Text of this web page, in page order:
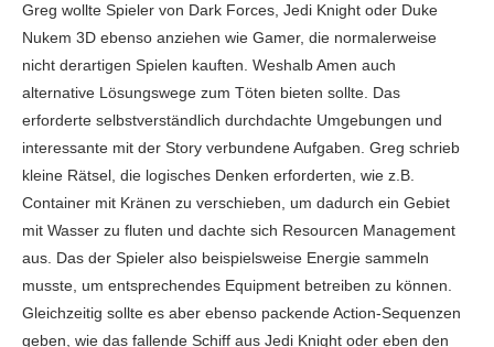
Greg wollte Spieler von Dark Forces, Jedi Knight oder Duke
Nukem 3D ebenso anziehen wie Gamer, die normalerweise
nicht derartigen Spielen kauften. Weshalb Amen auch
alternative Lösungswege zum Töten bieten sollte. Das
erforderte selbstverständlich durchdachte Umgebungen und
interessante mit der Story verbundene Aufgaben. Greg schrieb
kleine Rätsel, die logisches Denken erforderten, wie z.B.
Container mit Kränen zu verschieben, um dadurch ein Gebiet
mit Wasser zu fluten und dachte sich Resourcen Management
aus. Das der Spieler also beispielsweise Energie sammeln
musste, um entsprechendes Equipment betreiben zu können.
Gleichzeitig sollte es aber ebenso packende Action-Sequenzen
geben, wie das fallende Schiff aus Jedi Knight oder eben den